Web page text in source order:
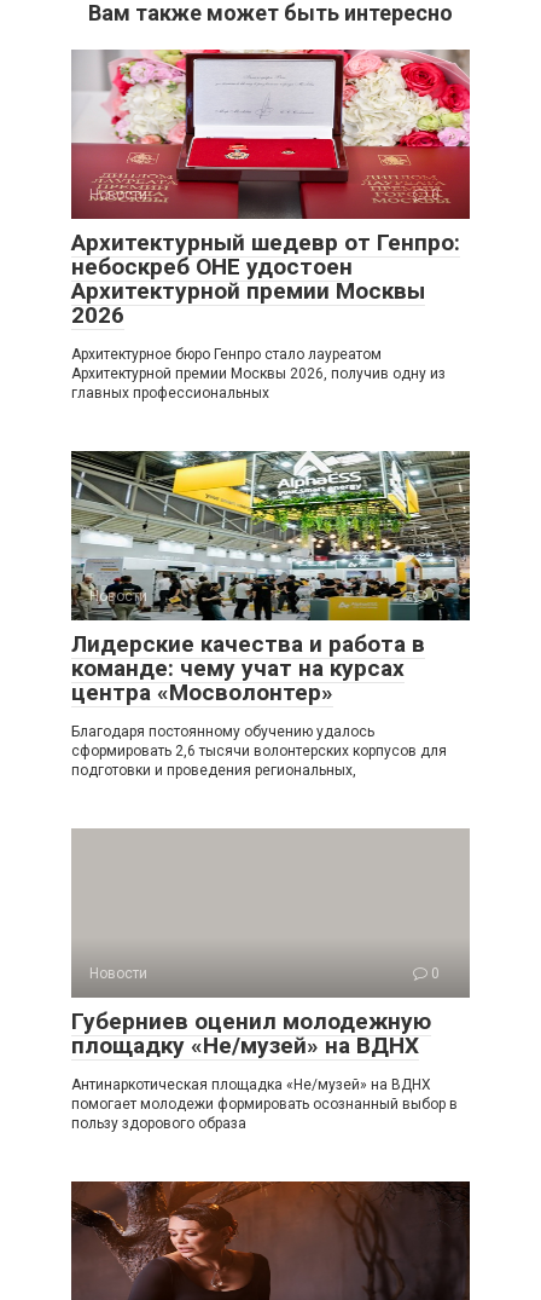
Вам также может быть интересно
Новости 0
Архитектурный шедевр от Генпро:
небоскреб ОНЕ удостоен
Архитектурной премии Москвы
2026
Архитектурное бюро Генпро стало лауреатом
Архитектурной премии Москвы 2026, получив одну из
главных профессиональных
Новости 0
Лидерские качества и работа в
команде: чему учат на курсах
центра «Мосволонтер»
Благодаря постоянному обучению удалось
сформировать 2,6 тысячи волонтерских корпусов для
подготовки и проведения региональных,
Новости 0
Губерниев оценил молодежную
площадку «Не/музей» на ВДНХ
Антинаркотическая площадка «Не/музей» на ВДНХ
помогает молодежи формировать осознанный выбор в
пользу здорового образа